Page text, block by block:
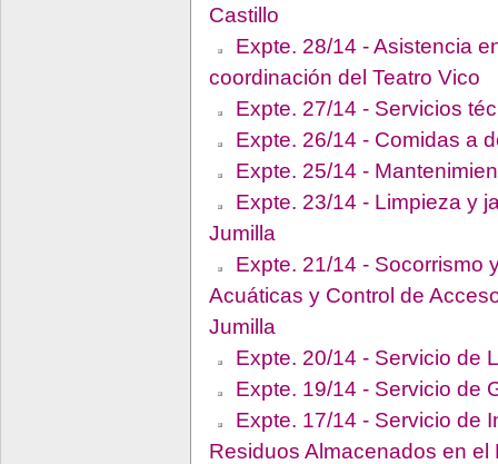
Castillo
Expte. 28/14 - Asistencia
coordinación del Teatro Vico
Expte. 27/14 - Servicios
Expte. 26/14 - Comidas a
Expte. 25/14 -
Expte. 23/14 - Limpieza y
Jumilla
Expte. 21/14 - Socorrismo
Acuáticas y Control de
Jumilla
Expte. 20/14 - Servicio de
Expte. 19/14 - Servicio de
Expte. 17/14 - Servicio de
Residuos Almacenados en el